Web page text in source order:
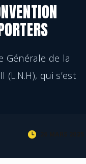
Générale de la
(L.N.H), qui s’est